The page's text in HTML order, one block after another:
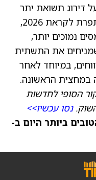
על דירוג תשואת יתר
למניה. הפירמה רואה סביבה משתפרת לקראת 2026,
נמוכים יותר,
את התשתית
במיוחד לאחר
במחצית הראשונה.
הסופי לחדשות
נסו עכשיו>>
ביותר היום ב-